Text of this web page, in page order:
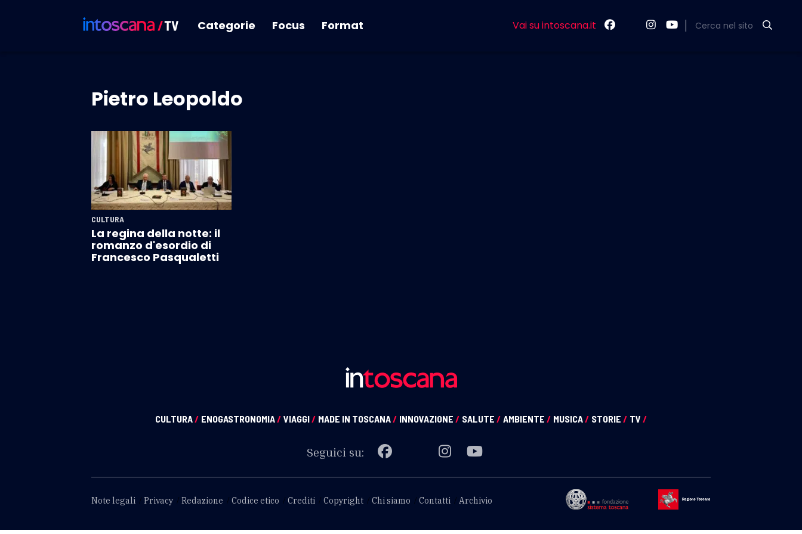
Categorie Focus Format Vai su intoscana.it Cerca nel sito
Pietro Leopoldo
CULTURA
La regina della notte: il
romanzo d'esordio di
Francesco Pasqualetti
CULTURA / ENOGASTRONOMIA / VIAGGI / MADE IN TOSCANA / INNOVAZIONE / SALUTE / AMBIENTE / MUSICA / STORIE / TV /
Seguici su:
Note legali Privacy Redazione Codice etico Crediti Copyright Chi siamo Contatti Archivio